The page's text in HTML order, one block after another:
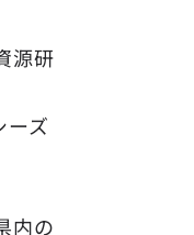
源研
ーズ
内の